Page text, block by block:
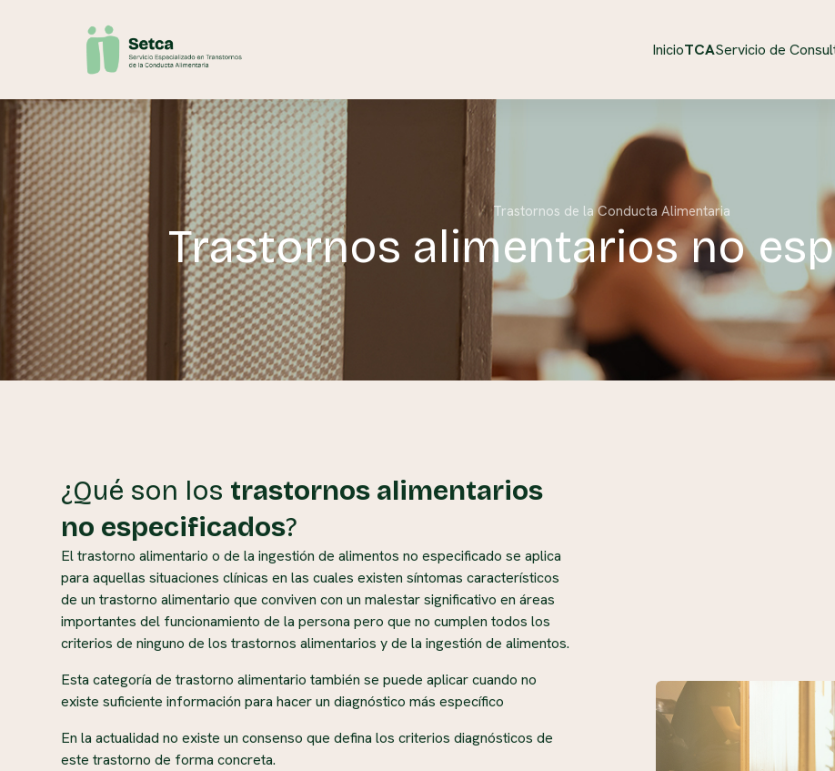
InicioTCAServicio de
Trastornos de la Conducta Alimentaria
Trastornos alimentarios no
¿Qué son los trastornos alimentarios
no especificados?
El trastorno alimentario o de la ingestión de alimentos no especificado se aplica
para aquellas situaciones clínicas en las cuales existen síntomas característicos
de un trastorno alimentario que conviven con un malestar significativo en áreas
importantes del funcionamiento de la persona pero que no cumplen todos los
criterios de ninguno de los trastornos alimentarios y de la ingestión de alimentos.
Esta categoría de trastorno alimentario también se puede aplicar cuando no
existe suficiente información para hacer un diagnóstico más específico
En la actualidad no existe un consenso que defina los criterios diagnósticos de
este trastorno de forma concreta.